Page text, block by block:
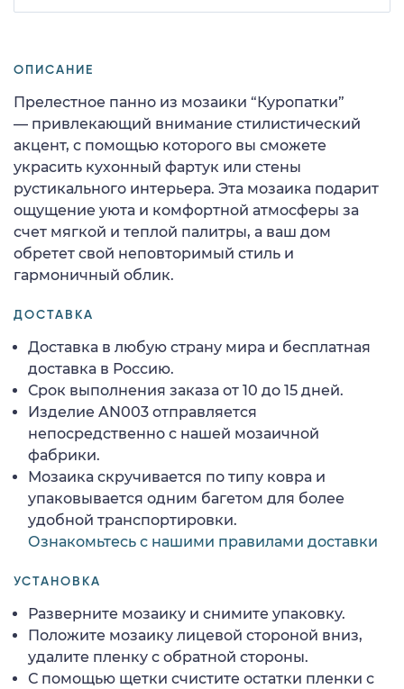
ОПИСАНИЕ
Прелестное панно из мозаики “Куропатки”
— привлекающий внимание стилистический
акцент, с помощью которого вы сможете
украсить кухонный фартук или стены
рустикального интерьера. Эта мозаика подарит
ощущение уюта и комфортной атмосферы за
счет мягкой и теплой палитры, а ваш дом
обретет свой неповторимый стиль и
гармоничный облик.
ДОСТАВКА
Доставка в любую страну мира и бесплатная
доставка в Россию.
Срок выполнения заказа от 10 до 15 дней.
Изделие AN003 отправляется
непосредственно с нашей мозаичной
фабрики.
Мозаика скручивается по типу ковра и
упаковывается одним багетом для более
удобной транспортировки.
Ознакомьтесь с нашими правилами доставки
УСТАНОВКА
Разверните мозаику и снимите упаковку.
Положите мозаику лицевой стороной вниз,
удалите пленку с обратной стороны.
С помощью щетки счистите остатки пленки с